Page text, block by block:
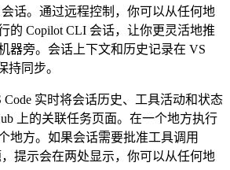
话。通过远程控制，你可以从任何地
的 Copilot CLI 会话，让你更灵活地推
器旁。会话上下文和历史记录在 VS
持同步。
实时将会话历史、工具活动和状态
上的关联任务页面。在一个地方执行
地方。如果会话需要批准工具调用
提示会在两处显示，你可以从任何地